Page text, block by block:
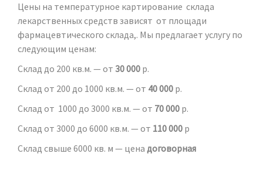
Цены на температурное картирование склада
лекарственных средств зависят от площади
фармацевтического склада,. Мы предлагает услугу по
следующим ценам:
Склад до 200 кв.м. — от 30 000 р.
Склад от 200 до 1000 кв.м. — от 40 000 р.
Склад от 1000 до 3000 кв.м. — от 70 000 р.
Склад от 3000 до 6000 кв.м. — от 110 000 р
Склад свыше 6000 кв. м — цена договорная